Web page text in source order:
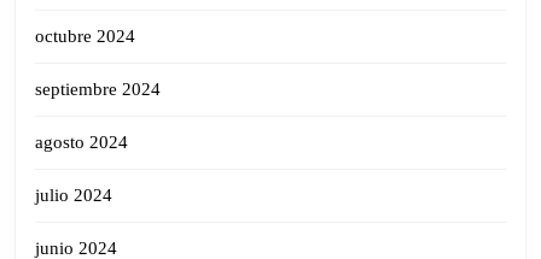
octubre 2024
septiembre 2024
agosto 2024
julio 2024
junio 2024